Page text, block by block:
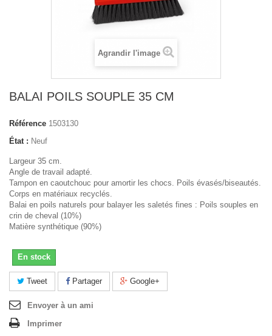
Agrandir l'image
BALAI POILS SOUPLE 35 CM
Référence 1503130
État : Neuf
Largeur 35 cm.
Angle de travail adapté.
Tampon en caoutchouc pour amortir les chocs. Poils évasés/biseautés.
Corps en matériaux recyclés.
Balai en poils naturels pour balayer les saletés fines : Poils souples en
crin de cheval (10%)
Matière synthétique (90%)
En stock
Tweet Partager Google+
Envoyer à un ami
Imprimer